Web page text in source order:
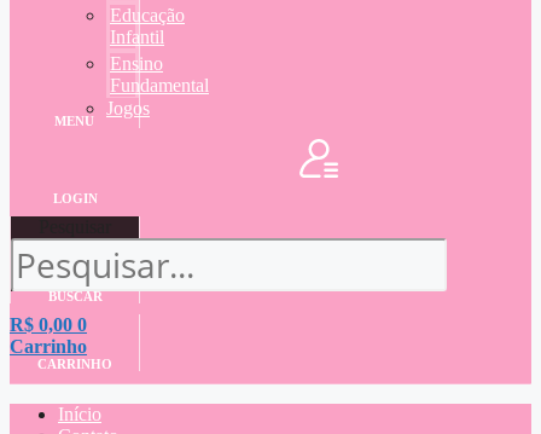
Educação
Infantil
Ensino
Fundamental
Jogos
MENU
LOGIN
BUSCAR
R$ 0,00 0
Carrinho
CARRINHO
Início